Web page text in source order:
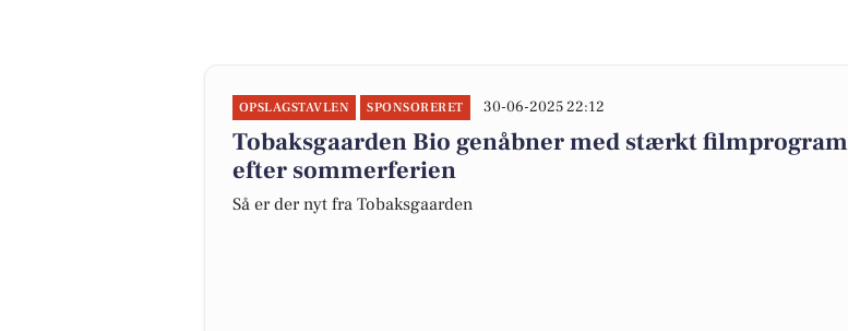
OPSLAGSTAVLEN SPONSORERET 30-06-2025 22:12
Tobaksgaarden Bio genåbner med stærkt filmprogram
efter sommerferien
Så er der nyt fra Tobaksgaarden